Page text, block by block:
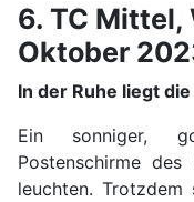
6. TC Mittel,
Oktober
In der Ruhe liegt
Ein sonniger,
Postenschirme
leuchten.